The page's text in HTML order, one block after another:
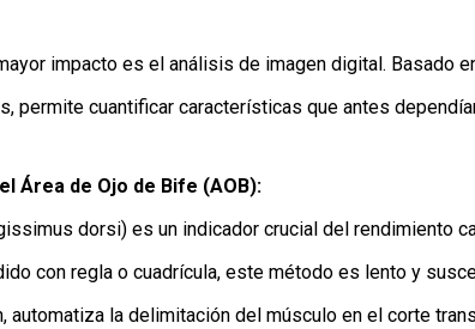
impacto es el análisis de imagen digital. Basado
permite cuantificar características que antes
Área de Ojo de Bife (AOB):
dorsi) es un indicador crucial del rendimiento
con regla o cuadrícula, este método es lento y
automatiza la delimitación del músculo en el corte